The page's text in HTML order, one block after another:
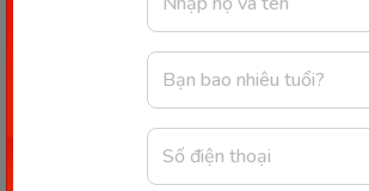
trên đây bạn đã có thêm những
để xây dựng kế hoạch bổ sung
nhiều chủ đề hữu ích khác về giáo
con, học tiếng Anh… được Monkey
bạn đừng bỏ qua nhé!